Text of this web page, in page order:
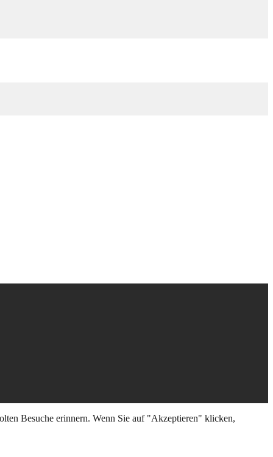
Besuche erinnern. Wenn Sie auf "Akzeptieren" klicken,